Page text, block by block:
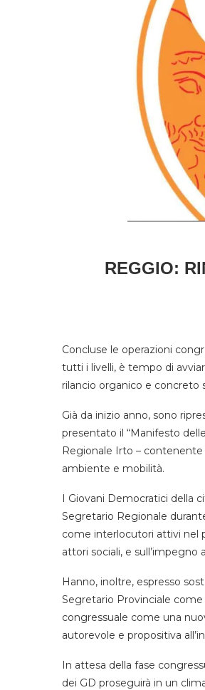
REGGIO:
Concluse le operazioni
tutti i livelli, è tempo di
rilancio organico e concreto
Già da inizio anno, sono
presentato il “Manifesto
Regionale Irto –
ambiente e mobilità.
I Giovani Democratici della
Segretario Regionale
come interlocutori attivi nel
attori sociali, e
Hanno, inoltre, espresso
Segretario Provinciale
congressuale come una
autorevole e propositiva
In attesa della fase
dei GD proseguirà in un